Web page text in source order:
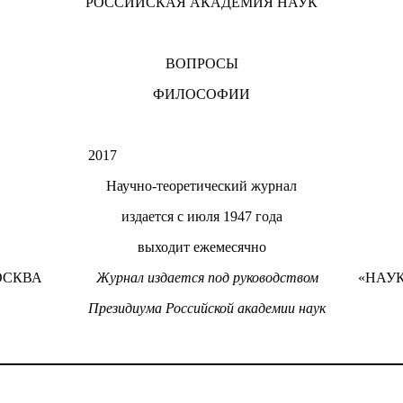
ВОПРОСЫ
ФИЛОСОФИИ
2017
Научно-теоретический журнал
издается с июля 1947 года
выходит ежемесячно
Журнал издается под руководством
Президиума Российской академии наук